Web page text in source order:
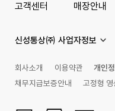
고객센터 매장안내
신성통상㈜ 사업자정보
회사소개 이용약관
개인
채무지급보증안내
고정형